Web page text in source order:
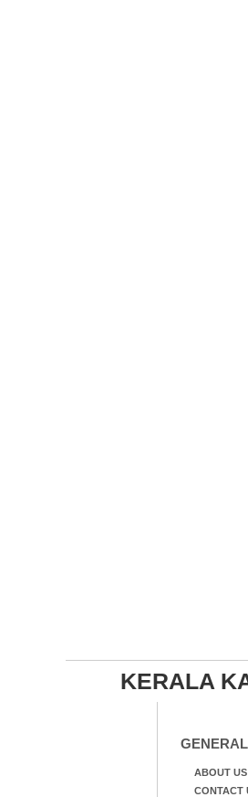
KERALA
GENERAL
ABOUT US
CONTACT